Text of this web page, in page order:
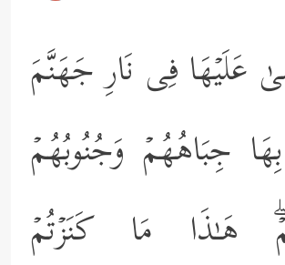
عَلَیۡهَا فِی نَارِ جَهَنَّمَ
جِبَاهُهُمۡ وَجُنُوبُهُمۡ
هَـٰذَا مَا كَنَزۡتُمۡ